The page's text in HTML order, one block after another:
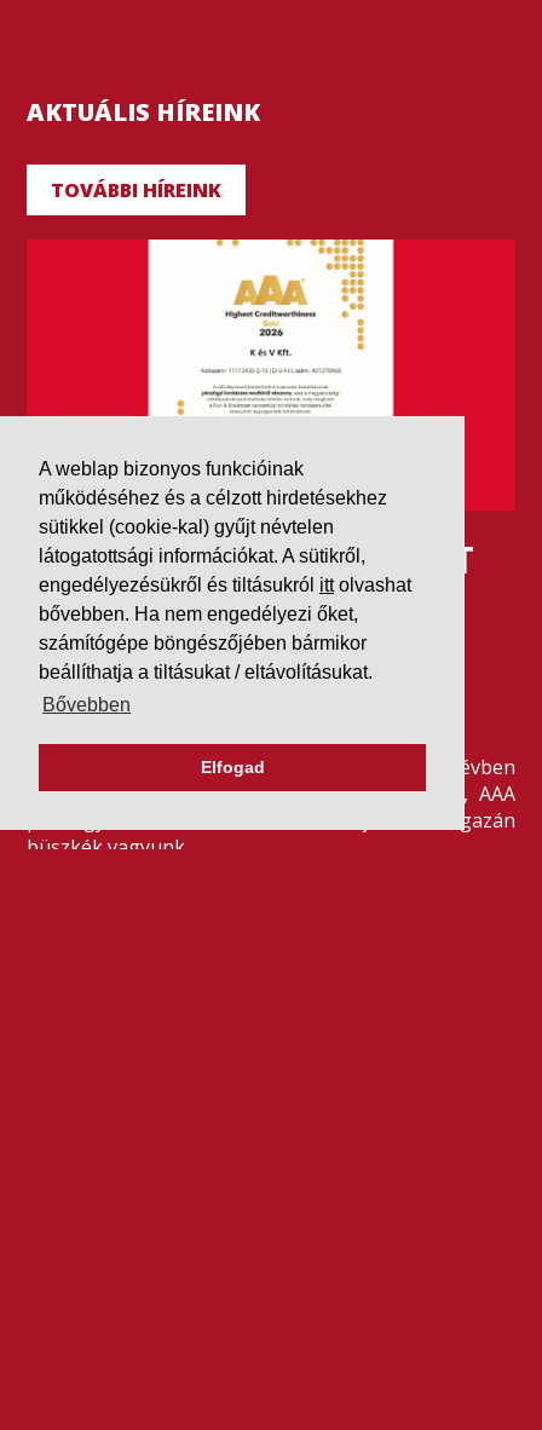
A weblap bizonyos funkcióinak
működéséhez és a célzott hirdetésekhez
sütikkel (cookie-kal) gyűjt névtelen
látogatottsági információkat. A sütikről,
engedélyezésükről és tiltásukról ittolvashat
bővebben. Ha nem engedélyezi őket,
számítógépe böngészőjében bármikor
beállíthatja a tiltásukat / eltávolításukat.
Bővebben
Elfogad
AKTUÁLIS HÍREINK
TOVÁBBI HÍREINK
IDÉN IS AAA MINŐSÍTÉST
KAPOTT A K&V A DUN &
BRADSTREETTŐL
Szeretjük az ismétléseket: vállalatunk ebben az évben
is elnyerte a Dun & Bradstreet legmagasabb, AAA
pénzügyi minősítését, amire -valljuk be- igazán
büszkék vagyunk.